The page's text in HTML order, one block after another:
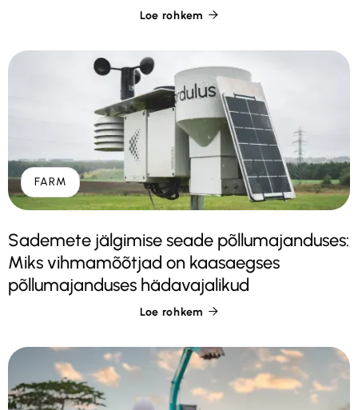
Loe rohkem 
FARM
Sademete jälgimise seade põllumajanduses:
Miks vihmamõõtjad on kaasaegses
põllumajanduses hädavajalikud
Loe rohkem 